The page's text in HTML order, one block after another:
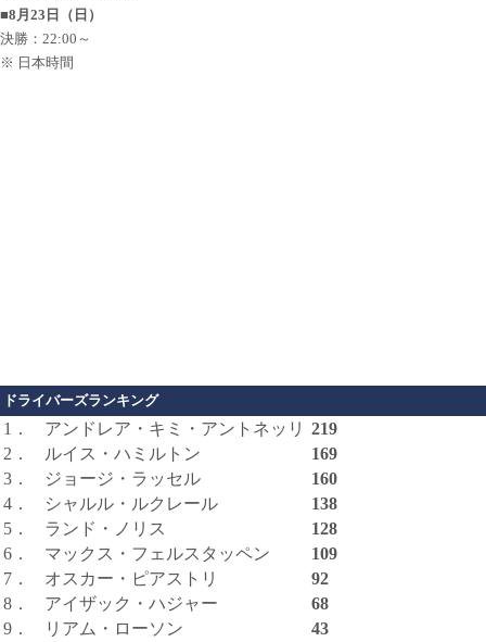
■8月23日（日）
決勝：22:00～
※ 日本時間
ドライバーズランキング
1． アンドレア・キミ・アントネッリ 219
2．
ルイス・ハミルトン
169
3．
ジョージ・ラッセル
160
4．
シャルル・ルクレール
138
5．
ランド・ノリス
128
6．
マックス・フェルスタッペン
109
7．
オスカー・ピアストリ
92
8．
アイザック・ハジャー
68
9．
リアム・ローソン
43